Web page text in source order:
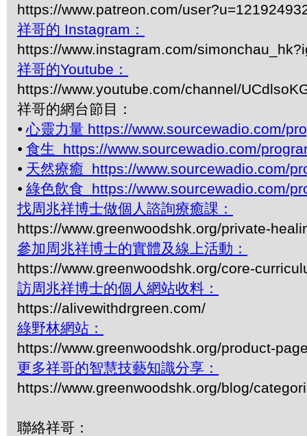
https://www.patreon.com/
祥哥的 Instagram：
https://www.instagram.com/
祥哥的Youtube：
https://www.youtube.com/channel/
祥哥的網台節目：
⦁ 心靈力量 https://www.sourcewadio.com/
⦁ 食生 https://www.sourcewadio.com/
⦁ 天然療癒 https://www.sourcewadio.com/
⦁ 綠色飲食 https://www.sourcewadio.com/
找周兆祥博士做個人諮詢療癒課：
https://www.greenwoodshk.org/private-
參加周兆祥博士的實體及線上活動：
https://www.greenwoodshk.org/core-
訪周兆祥博士的個人網站收料：
https://alivewithdrgreen.com/
綠野林網站：
https://www.greenwoodshk.org/product-
更多祥哥的智慧技藝知識分享：
https://www.greenwoodshk.org/blog/
聯絡祥哥：